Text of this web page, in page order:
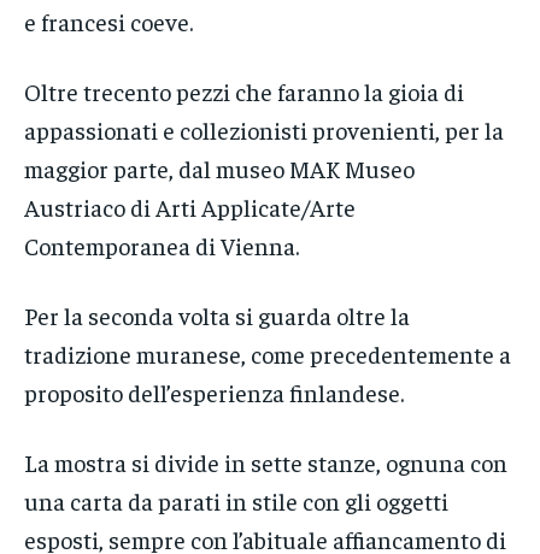
e francesi coeve.
Oltre trecento pezzi che faranno la gioia di
appassionati e collezionisti provenienti, per la
maggior parte, dal museo MAK Museo
Austriaco di Arti Applicate/Arte
Contemporanea di Vienna.
Per la seconda volta si guarda oltre la
tradizione muranese, come precedentemente a
proposito dell’esperienza finlandese.
La mostra si divide in sette stanze, ognuna con
una carta da parati in stile con gli oggetti
esposti, sempre con l’abituale affiancamento di